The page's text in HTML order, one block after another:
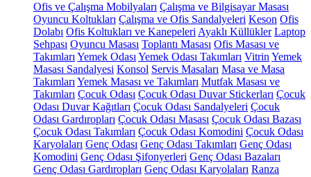
Ofis ve Çalışma Mobilyaları Çalışma ve Bilgisayar Masası
Oyuncu Koltukları Çalışma ve Ofis Sandalyeleri Keson Ofis
Dolabı Ofis Koltukları ve Kanepeleri Ayaklı Küllükler Laptop
Sehpası Oyuncu Masası Toplantı Masası Ofis Masası ve
Takımları Yemek Odası Yemek Odası Takımları Vitrin Yemek
Masası Sandalyesi Konsol Servis Masaları Masa ve Masa
Takımları Yemek Masası ve Takımları Mutfak Masası ve
Takımları Çocuk Odası Çocuk Odası Duvar Stickerları Çocuk
Odası Duvar Kağıtları Çocuk Odası Sandalyeleri Çocuk
Odası Gardıropları Çocuk Odası Masası Çocuk Odası Bazası
Çocuk Odası Takımları Çocuk Odası Komodini Çocuk Odası
Karyolaları Genç Odası Genç Odası Takımları Genç Odası
Komodini Genç Odası Şifonyerleri Genç Odası Bazaları
Genç Odası Gardıropları Genç Odası Karyolaları Ranza